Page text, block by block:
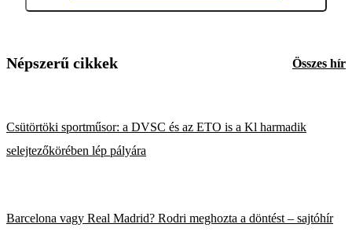
Népszerű cikkek Összes hír
Csütörtöki sportműsor: a DVSC és az ETO is a Kl harmadik
selejtezőkörében lép pályára
Barcelona vagy Real Madrid? Rodri meghozta a döntést – sajtóhír